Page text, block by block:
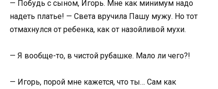
— Побудь с сыном, Игорь. Мне как минимум надо
надеть платье! — Света вручила Пашу мужу. Но тот
отмахнулся от ребенка, как от назойливой мухи.
— Я вообще-то, в чистой рубашке. Мало ли чего?!
— Игорь, порой мне кажется, что ты… Сам как